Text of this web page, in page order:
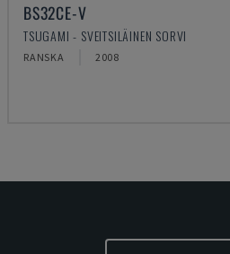
BS32CE-V
TSUGAMI - SVEITSILÄINEN SORVI
RANSKA 2008